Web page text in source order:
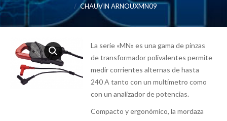
CHAUVIN ARNOUXMN09
La serie «MN» es una gama de pinzas
de transformador polivalentes permite
medir corrientes alternas de hasta
240 A tanto con un multímetro como
con un analizador de potencias.
Compacto y ergonómico, la mordaza